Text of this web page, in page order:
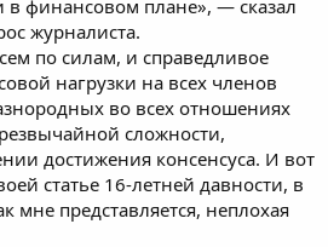
финансовом плане», — сказал
журналиста.
по силам, и справедливое
нагрузки на всех членов
во всех отношениях
сложности,
достижения консенсуса. И вот
статье 16-летней давности, в
мне представляется, неплохая